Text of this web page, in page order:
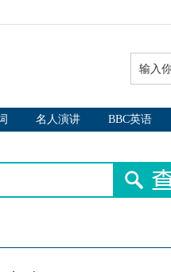
名人演讲 BBC英语